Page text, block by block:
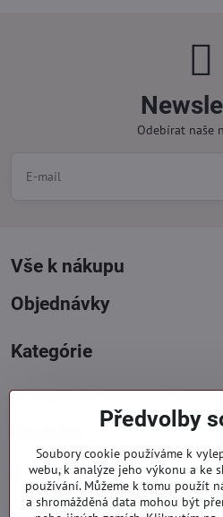
Odebírat naše
Vše k nákupu
Objednávky
Kategórie
+421 919 060 751
Pondělí - Pátek : 09:00 - 15:00 hod.
info​@everlady​.eu
Předvolby
Soubory cookie používáme k
webu, k analýze jeho výkonu a ke
používání. Můžeme k tomu použít
a shromážděná data mohou být